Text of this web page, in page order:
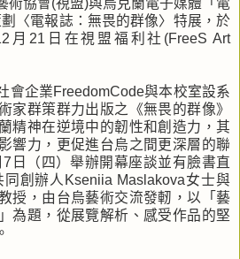
〈電報誌：無畏的群像〉特展，於
月21日在視盟福利社(FreeS Art
會企業FreedomCode與本校室設系
家群策群力出版之《無畏的群像》
精神在逆境中的韌性和創造力，其
響力，更促進台烏之間更深層的聯
日（四）舉辦開幕座談並有臉書直
創辦人Kseniia Maslakova女士與
授，由台烏藝術交流發軔，以「藝
為題，從展覽解析、感受作品的堅